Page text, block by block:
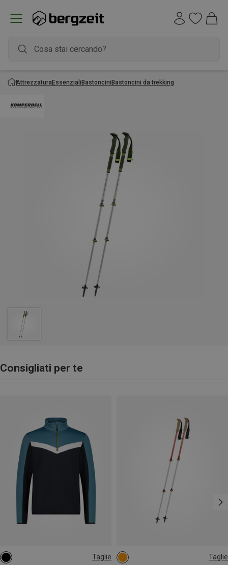
AttrezzaturaEssenzialiBastonciniBastoncini da trekking
Consigliati per te
Taglie
3XL Taglie
90-120CM